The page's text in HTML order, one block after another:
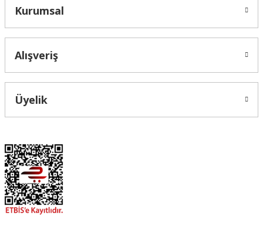
Kurumsal
Alışveriş
Üyelik